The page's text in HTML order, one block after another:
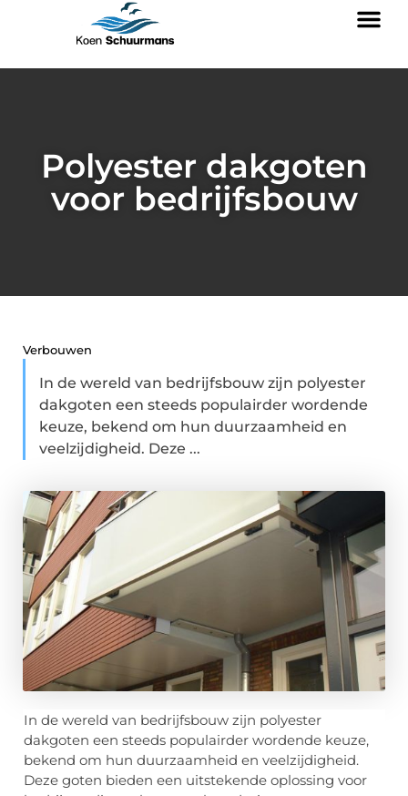
Polyester dakgoten
voor bedrijfsbouw
Verbouwen
In de wereld van bedrijfsbouw zijn polyester
dakgoten een steeds populairder wordende
keuze, bekend om hun duurzaamheid en
veelzijdigheid. Deze ...
In de wereld van bedrijfsbouw zijn polyester
dakgoten een steeds populairder wordende keuze,
bekend om hun duurzaamheid en veelzijdigheid.
Deze goten bieden een uitstekende oplossing voor